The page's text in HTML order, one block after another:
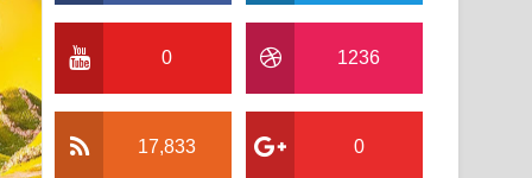
0 1236
17,833 0